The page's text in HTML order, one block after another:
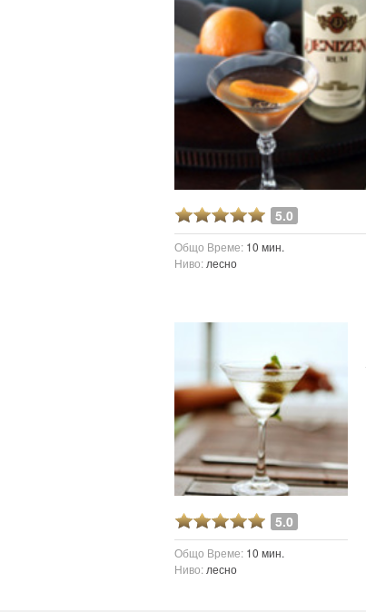
5.0
Общо Време: 10 мин.
Ниво: лесно
5.0
Общо Време: 10 мин.
Ниво: лесно